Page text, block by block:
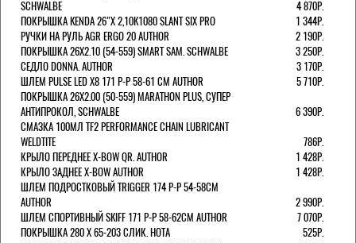
SCHWALBE
4 870Р.
ПОКРЫШКА KENDA 26"Х 2,10K1080 SLANT SIX PRO
1 344Р.
РУЧКИ НА РУЛЬ AGR ERGO 20 AUTHOR
2 190Р.
ПОКРЫШКА 26X2.10 (54-559) SMART SAM. SCHWALBE
3 250Р.
СЕДЛО DONNA. AUTHOR
3 170Р.
ШЛЕМ PULSE LED X8 171 Р-Р 58-61 СМ AUTHOR
5 710Р.
ПОКРЫШКА 26X2.00 (50-559) MARATHON PLUS, СУПЕР
АНТИПРОКОЛ, SCHWALBE
6 390Р.
СМАЗКА 100МЛ TF2 PERFORMANCE CHAIN LUBRICANT
WELDTITE
786Р.
КРЫЛО ПЕРЕДНЕЕ X-BOW QR. AUTHOR
1 428Р.
КРЫЛО ЗАДНЕЕ X-BOW AUTHOR
1 428Р.
ШЛЕМ ПОДРОСТКОВЫЙ TRIGGER 174 Р-Р 54-58СМ
AUTHOR
2 990Р.
ШЛЕМ СПОРТИВНЫЙ SKIFF 171 Р-Р 58-62СМ AUTHOR
7 070Р.
ПОКРЫШКА 280 X 65-203 СЛИК. HOTA
525Р.